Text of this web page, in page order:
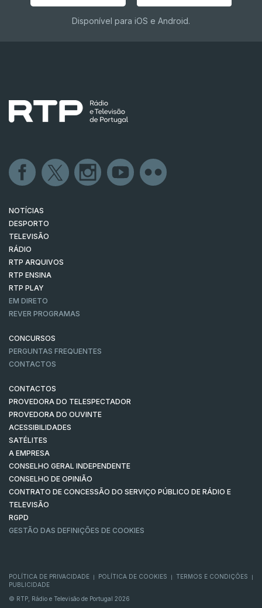
Disponível para iOS e Android.
NOTÍCIAS
DESPORTO
TELEVISÃO
RÁDIO
RTP ARQUIVOS
RTP ENSINA
RTP PLAY
EM DIRETO
REVER PROGRAMAS
CONCURSOS
PERGUNTAS FREQUENTES
CONTACTOS
CONTACTOS
PROVEDORA DO TELESPECTADOR
PROVEDORA DO OUVINTE
ACESSIBILIDADES
SATÉLITES
A EMPRESA
CONSELHO GERAL INDEPENDENTE
CONSELHO DE OPINIÃO
CONTRATO DE CONCESSÃO DO SERVIÇO PÚBLICO DE RÁDIO E
TELEVISÃO
RGPD
GESTÃO DAS DEFINIÇÕES DE COOKIES
POLÍTICA DE PRIVACIDADE POLÍTICA DE COOKIES TERMOS E CONDIÇÕES
PUBLICIDADE
© RTP, Rádio e Televisão de Portugal 2026